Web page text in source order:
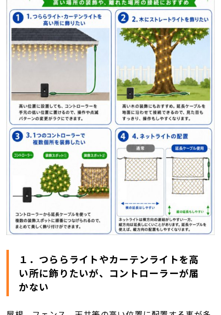
１．つららライトやカーテンライトを高
い所に飾りたいが、コントローラーが届
かない